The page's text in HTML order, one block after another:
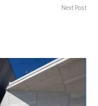
Next Post